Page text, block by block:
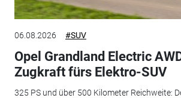
06.08.2026 #SUV
Opel Grandland Electric
Zugkraft fürs Elektro-SUV
325 PS und über 500 Kilometer Reichweite: